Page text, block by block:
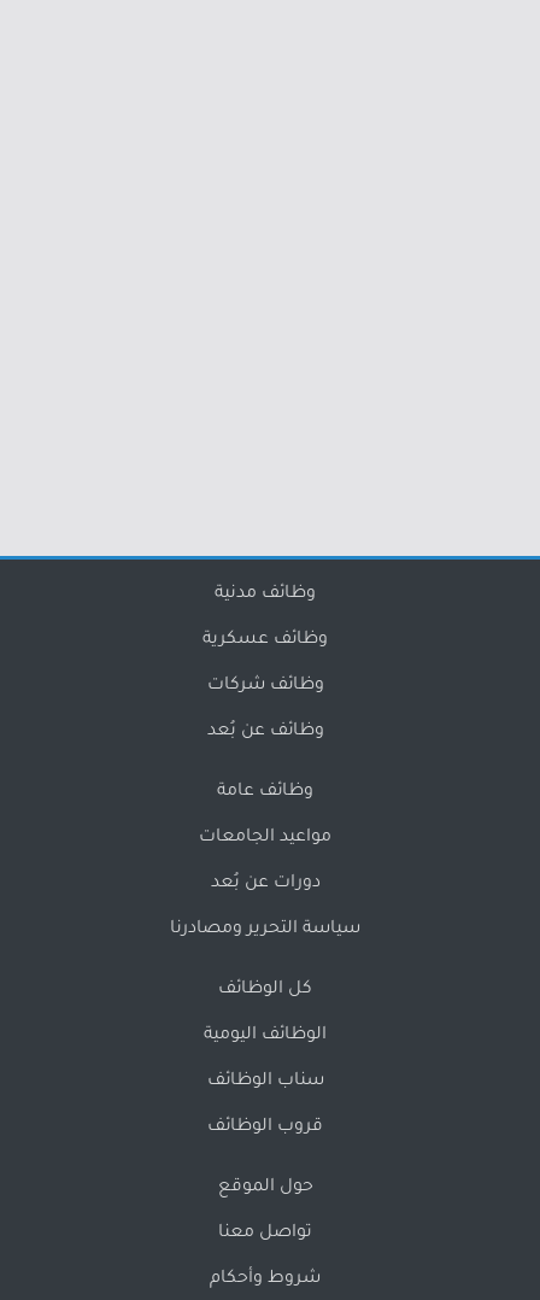
وظائف مدنية
وظائف عسكرية
وظائف شركات
وظائف عن بُعد
وظائف عامة
مواعيد الجامعات
دورات عن بُعد
سياسة التحرير ومصادرنا
كل الوظائف
الوظائف اليومية
سناب الوظائف
قروب الوظائف
حول الموقع
تواصل معنا
شروط وأحكام